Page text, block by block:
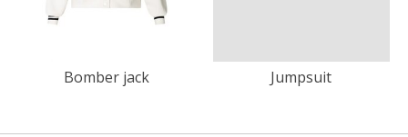
Bomber jack Jumpsuit